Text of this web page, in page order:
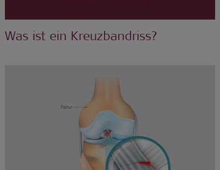
Was ist ein Kreuzbandriss?